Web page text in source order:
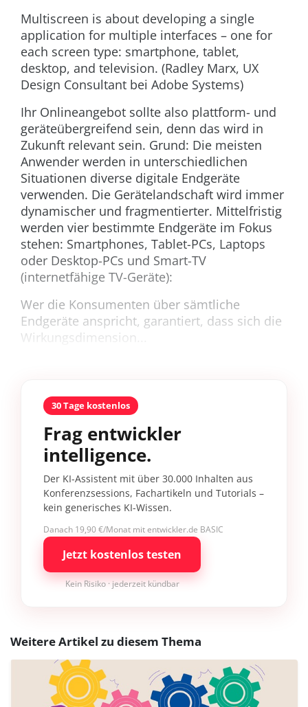
Multiscreen is about developing a single
application for multiple interfaces – one for
each screen type: smartphone, tablet,
desktop, and television. (Radley Marx, UX
Design Consultant bei Adobe Systems)
Ihr Onlineangebot sollte also plattform- und
geräteübergreifend sein, denn das wird in
Zukunft relevant sein. Grund: Die meisten
Anwender werden in unterschiedlichen
Situationen diverse digitale Endgeräte
verwenden. Die Gerätelandschaft wird immer
dynamischer und fragmentierter. Mittelfristig
werden vier bestimmte Endgeräte im Fokus
stehen: Smartphones, Tablet-PCs, Laptops
oder Desktop-PCs und Smart-TV
(internetfähige TV-Geräte):
Wer die Konsumenten über sämtliche
Endgeräte anspricht, garantiert, dass sich die
Wirkungsdimension...
30 Tage kostenlos
Frag entwickler
intelligence.
Der KI-Assistent mit über 30.000 Inhalten aus
Konferenzsessions, Fachartikeln und Tutorials –
kein generisches KI-Wissen.
Danach 19,90 €/Monat mit entwickler.de BASIC
Jetzt kostenlos testen
Kein Risiko · jederzeit kündbar
Weitere Artikel zu diesem Thema